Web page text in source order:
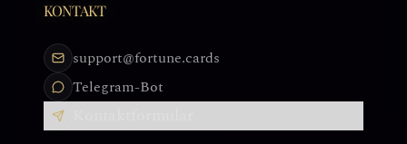
KONTAKT
support@fortune.cards
Telegram-Bot